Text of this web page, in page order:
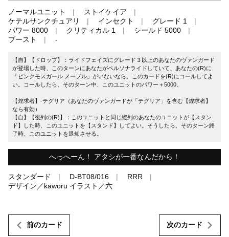
ノーマルユニット
ストイケイア
ケテルサンクチュアリ
インセクト
グレード 1
パワー 8000
クリティカル 1
シールド 5000
ブースト
-
【自】【ドロップ】：ライドフェイズにグレード３以上のあなたのヴァンガード
が登場した時、このターンにあなたがペルソナライドしていて、あなたの(R)に
「ピンクモスガール メープル」がいないなら、このカードを(R)にコールしてよ
い。コールしたら、そのターン中、このユニットのパワー＋5000。
【煌求者】-テグリア（あなたのヴァンガードが「テグリア」を含む【煌求者】
なら有効）
【自】【後列の(R)】：このユニットと同じ縦列のあなたのユニットが【スタン
ド】した時、このユニットを【スタンド】してよい。そうしたら、そのターン終
了時、このユニットを退却させる。
へっへーん！ アタシが一番なんだから！
スタンダード D-BT08/016
RRR
デザイン／kaworu イラスト／六
前のカード 次のカード